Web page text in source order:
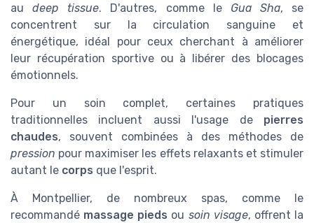
audeep tissue. D'autres, comme le Gua Sha, se
concentrent sur la circulation sanguine et
énergétique, idéal pour ceux cherchant à améliorer
leur récupération sportive ou à libérer des blocages
émotionnels.
Pour un soin complet, certaines pratiques
traditionnelles incluent aussi l'usage de pierres
chaudes, souvent combinées à des méthodes de
pression pour maximiser les effets relaxants et stimuler
autant le corps que l'esprit.
À Montpellier, de nombreux spas, comme le
recommandé massage pieds ou soin visage, offrent la